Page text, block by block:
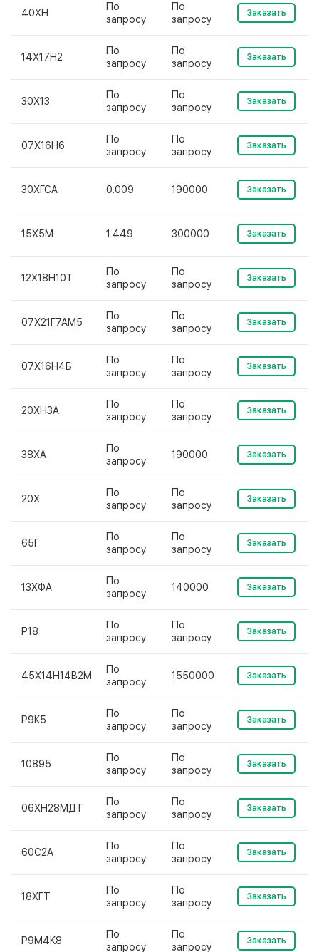
40ХН
По
запросу
По
запросу
Заказать
14Х17Н2
По
запросу
По
запросу
Заказать
30Х13
По
запросу
По
запросу
Заказать
07Х16Н6
По
запросу
По
запросу
Заказать
30ХГСА 0.009 190000 Заказать
15Х5М 1.449 300000 Заказать
12Х18Н10Т
По
запросу
По
запросу
Заказать
07Х21Г7АМ5
По
запросу
По
запросу
Заказать
07Х16Н4Б
По
запросу
По
запросу
Заказать
20ХН3А
По
запросу
По
запросу
Заказать
38ХА
По
запросу
190000 Заказать
20Х
По
запросу
По
запросу
Заказать
65Г
По
запросу
По
запросу
Заказать
13ХФА
По
запросу
140000 Заказать
Р18
По
запросу
По
запросу
Заказать
45Х14Н14В2М
По
запросу
1550000 Заказать
Р9К5
По
запросу
По
запросу
Заказать
10895
По
запросу
По
запросу
Заказать
06ХН28МДТ
По
запросу
По
запросу
Заказать
60С2А
По
запросу
По
запросу
Заказать
18ХГТ
По
запросу
По
запросу
Заказать
Р9М4К8
По
запросу
По
запросу
Заказать